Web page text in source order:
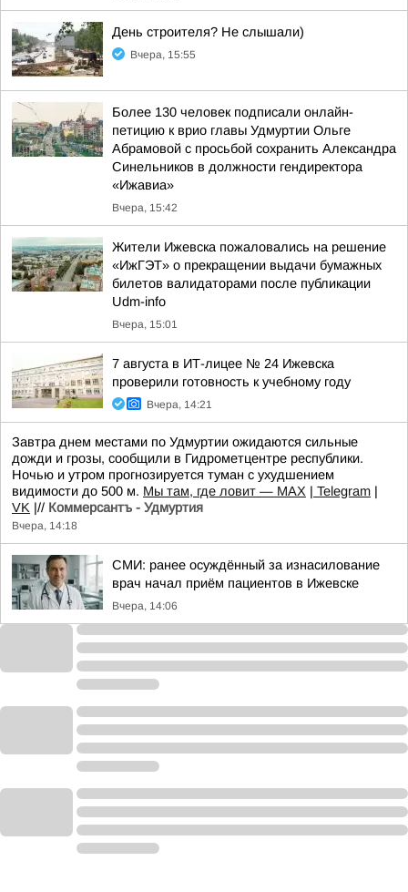
День строителя? Не слышали)
Вчера, 15:55
Более 130 человек подписали онлайн-
петицию к врио главы Удмуртии Ольге
Абрамовой с просьбой сохранить Александра
Синельников в должности гендиректора
«Ижавиа»
Вчера, 15:42
Жители Ижевска пожаловались на решение
«ИжГЭТ» о прекращении выдачи бумажных
билетов валидаторами после публикации
Udm-info
Вчера, 15:01
7 августа в ИТ-лицее № 24 Ижевска
проверили готовность к учебному году
Вчера, 14:21
Завтра днем местами по Удмуртии ожидаются сильные
дожди и грозы, сообщили в Гидрометцентре республики.
Ночью и утром прогнозируется туман с ухудшением
видимости до 500 м. Мы там, где ловит — MAX | Telegram |
VK |// Коммерсантъ - Удмуртия
Вчера, 14:18
СМИ: ранее осуждённый за изнасилование
врач начал приём пациентов в Ижевске
Вчера, 14:06